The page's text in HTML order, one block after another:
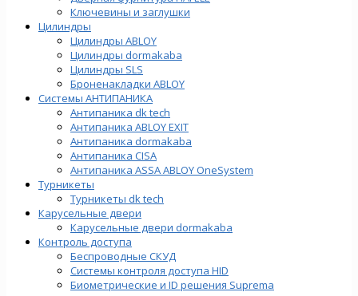
Ключевины и заглушки
Цилиндры
Цилиндры ABLOY
Цилиндры dormakaba
Цилиндры SLS
Броненакладки ABLOY
Системы АНТИПАНИКА
Антипаника dk tech
Антипаника ABLOY EXIT
Антипаника dormakaba
Антипаника СISA
Антипаника ASSA ABLOY OneSystem
Турникеты
Турникеты dk tech
Карусельные двери
Карусельные двери dormakaba
Контроль доступа
Беспроводные СКУД
Системы контроля доступа HID
Биометрические и ID решения Suprema